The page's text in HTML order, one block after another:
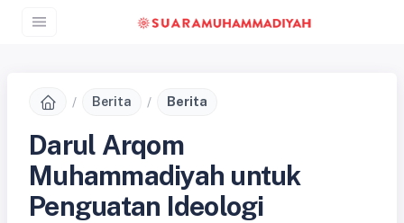
Berita Berita
Darul Arqom
Muhammadiyah untuk
Penguatan Ideologi